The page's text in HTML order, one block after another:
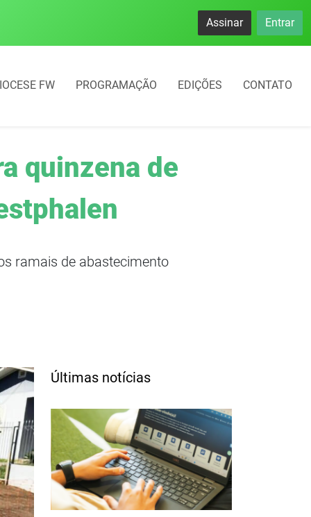
Assinar Entrar
FW PROGRAMAÇÃO EDIÇÕES CONTATO
quinzena de
ramais de abastecimento
Últimas notícias